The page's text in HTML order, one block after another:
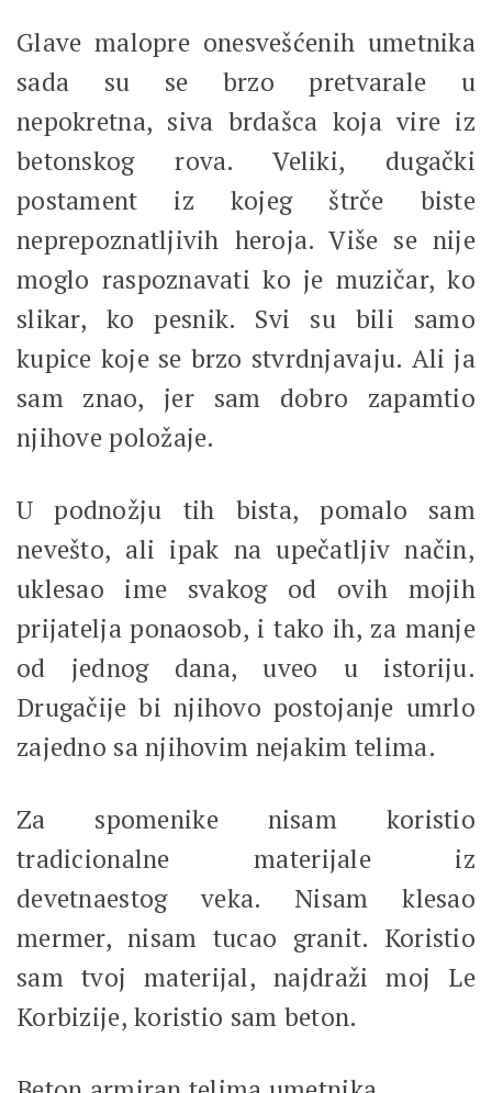
Glave malopre onesvešćenih umetnika
sada su se brzo pretvarale u
nepokretna, siva brdašca koja vire iz
betonskog rova. Veliki, dugački
postament iz kojeg štrče biste
neprepoznatljivih heroja. Više se nije
moglo raspoznavati ko je muzičar, ko
slikar, ko pesnik. Svi su bili samo
kupice koje se brzo stvrdnjavaju. Ali ja
sam znao, jer sam dobro zapamtio
njihove položaje.
U podnožju tih bista, pomalo sam
nevešto, ali ipak na upečatljiv način,
uklesao ime svakog od ovih mojih
prijatelja ponaosob, i tako ih, za manje
od jednog dana, uveo u istoriju.
Drugačije bi njihovo postojanje umrlo
zajedno sa njihovim nejakim telima.
Za spomenike nisam koristio
tradicionalne materijale iz
devetnaestog veka. Nisam klesao
mermer, nisam tucao granit. Koristio
sam tvoj materijal, najdraži moj Le
Korbizije, koristio sam beton.